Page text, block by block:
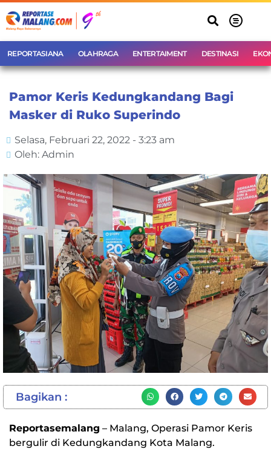
REPORTASIANA OLAHRAGA ENTERTAIMENT DESTINASI
Pamor Keris Kedungkandang Bagi
Masker di Ruko Superindo
Selasa, Februari 22, 2022 - 3:23 am
Oleh: Admin
Bagikan :
Reportasemalang – Malang, Operasi Pamor Keris
bergulir di Kedungkandang Kota Malang.